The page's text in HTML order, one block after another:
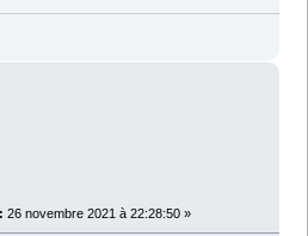
26 novembre 2021 à 22:28:50 »